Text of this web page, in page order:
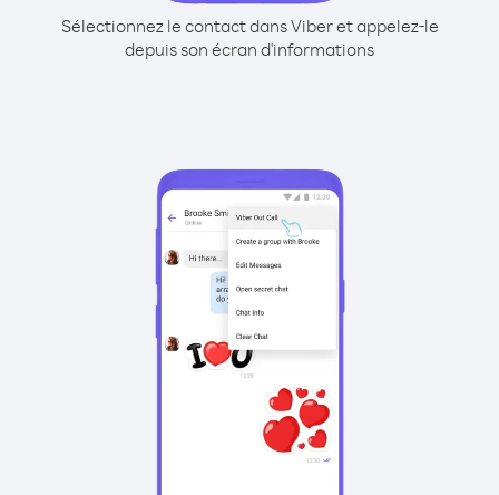
Sélectionnez le contact dans Viber et appelez-le
depuis son écran d'informations